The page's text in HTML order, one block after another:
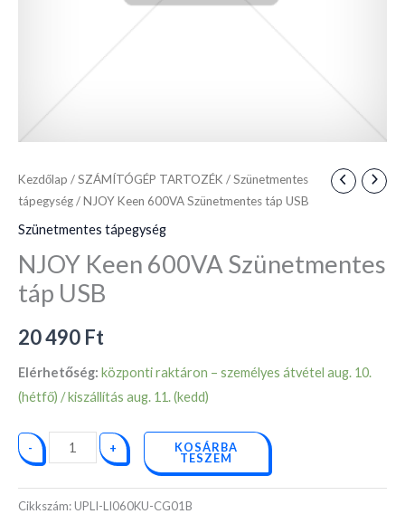
Kezdőlap /SZÁMÍTÓGÉP TARTOZÉK /Szünetmentes
tápegység/ NJOY Keen 600VA Szünetmentes táp USB
Szünetmentes tápegység
NJOY Keen 600VA Szünetmentes
táp USB
20 490 Ft
Elérhetőség: központi raktáron – személyes átvétel aug. 10.
(hétfő) / kiszállítás aug. 11. (kedd)
- + KOSÁRBA
TESZEM
Cikkszám:UPLI-LI060KU-CG01B